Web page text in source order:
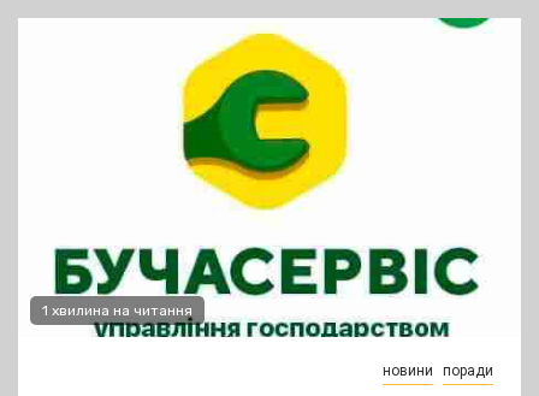
1 хвилина на читання
новини поради